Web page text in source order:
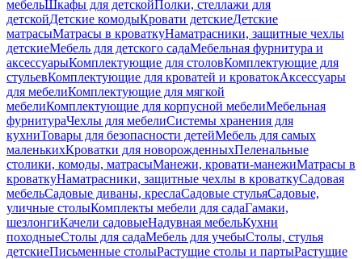
мебельШкафы для детскойПолки, стеллажи для
детскойДетские комодыКровати детскиеДетские
матрасыМатрасы в кроваткуНаматрасники, защитные чехлы
детскиеМебель для детского садаМебельная фурнитура и
аксессуарыКомплектующие для столовКомплектующие для
стульевКомплектующие для кроватей и кроватокАксессуары
для мебелиКомплектующие для мягкой
мебелиКомплектующие для корпусной мебелиМебельная
фурнитураЧехлы для мебелиСистемы хранения для
кухниТовары для безопасности детейМебель для самых
маленькихКроватки для новорожденныхПеленальные
столики, комоды, матрасыМанежи, кровати-манежиМатрасы в
кроваткуНаматрасники, защитные чехлы в кроваткуСадовая
мебельСадовые диваны, креслаСадовые стульяСадовые,
уличные столыКомплекты мебели для садаГамаки,
шезлонгиКачели садовыеНадувная мебельКухни
походныеСтолы для садаМебель для учебыСтолы, стулья
детскиеПисьменные столыРастущие столы и партыРастущие